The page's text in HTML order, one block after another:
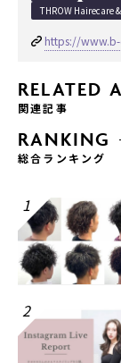
THROW Hairecare
https://
RELATED
関連記事
RANKING
総合ランキング
1
2